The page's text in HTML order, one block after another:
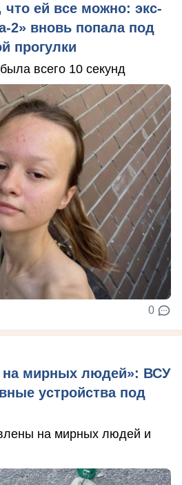
что ей все можно: экс-
2» вновь попала под
прогулки
всего 10 секунд
0
на мирных людей»: ВСУ
устройства под
на мирных людей и